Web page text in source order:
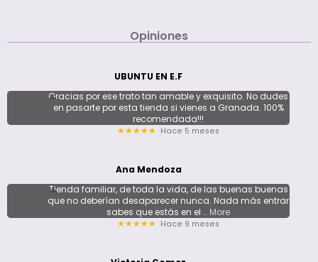
Opiniones
UBUNTU EN E.F
Gracias por ese trato tan amable y exquisito. No dudes
en pasarte por esta tienda si vienes a Granada. 100%
recomendada!!!
★★★★★ Hace 5 meses
Ana Mendoza
Tienda familiar, de toda la vida, de las buenas buenas
que no deberían desaparecer nunca. Nada más entrar
sabes que estás en el … More
★★★★★ Hace 9 meses